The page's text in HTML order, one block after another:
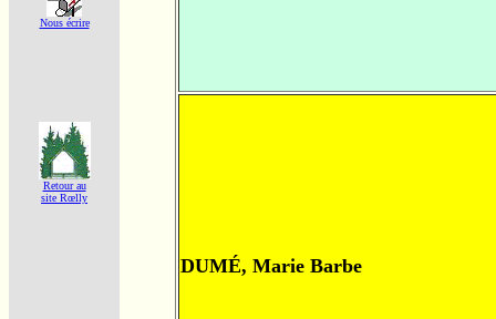
Nous écrire
Retour au
site Rœlly
DUMÉ, Marie Barbe